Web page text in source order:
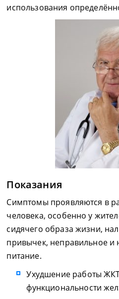
использования
Показания
Симптомы проявляются в
человека, особенно у
сидячего образа жизни,
привычек, неправильное и
питание.
Ухудшение работы
функциональности